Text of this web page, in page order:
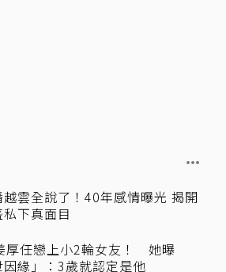
越雲全說了！40年感情曝光 揭開
下真面目
厚任戀上小2輪女友！ 她曝
因緣」：3歲就認定是他